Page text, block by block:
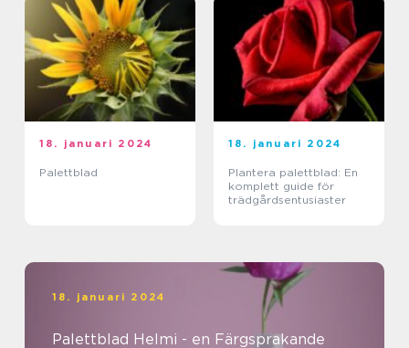
18. januari 2024
Palettblad
18. januari 2024
Plantera palettblad: En
komplett guide för
trädgårdsentusiaster
18. januari 2024
Palettblad Helmi - en Färgsprakande